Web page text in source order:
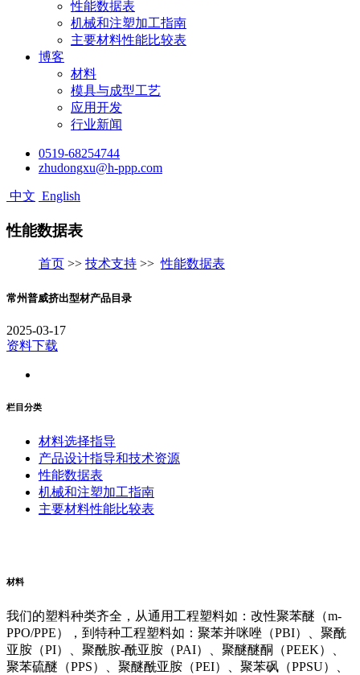
性能数据表
机械和注塑加工指南
主要材料性能比较表
博客
材料
模具与成型工艺
应用开发
行业新闻
0519-68254744
zhudongxu@h-ppp.com
中文 English
性能数据表
首页 >> 技术支持 >>性能数据表
常州普威挤出型材产品目录
2025-03-17
资料下载
栏目分类
材料选择指导
产品设计指导和技术资源
性能数据表
机械和注塑加工指南
主要材料性能比较表
材料
我们的塑料种类齐全，从通用工程塑料如：改性聚苯醚（m-
PPO/PPE），到特种工程塑料如：聚苯并咪唑（PBI）、聚酰
亚胺（PI）、聚酰胺-酰亚胺（PAI）、聚醚醚酮（PEEK）、
聚苯硫醚（PPS）、聚醚酰亚胺（PEI）、聚苯砜（PPSU）、